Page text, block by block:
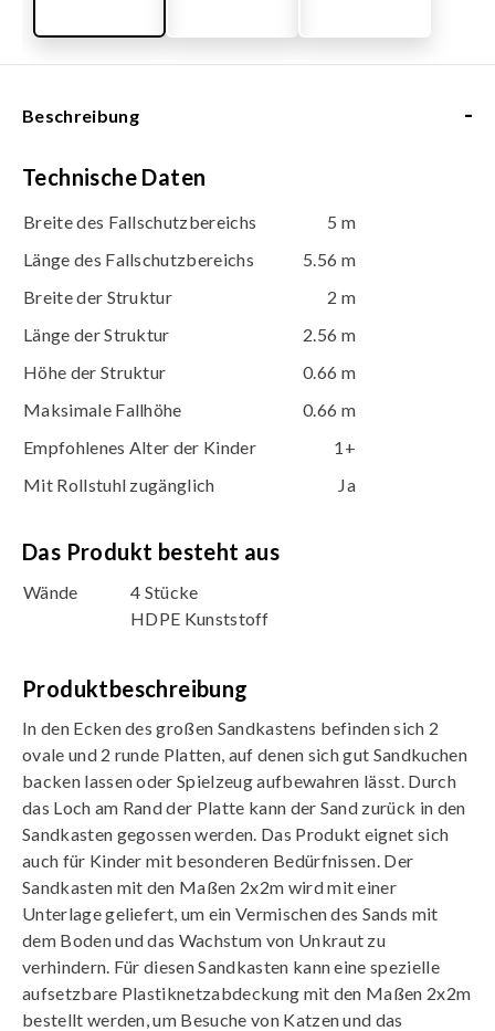
Beschreibung -
Technische Daten
Breite des Fallschutzbereichs
5 m
Länge des Fallschutzbereichs
5.56 m
Breite der Struktur
2 m
Länge der Struktur
2.56 m
Höhe der Struktur
0.66 m
Maksimale Fallhöhe
0.66 m
Empfohlenes Alter der Kinder
1+
Mit Rollstuhl zugänglich
Ja
Das Produkt besteht aus
Wände
4 Stücke
HDPE Kunststoff
Produktbeschreibung
In den Ecken des großen Sandkastens befinden sich 2
ovale und 2 runde Platten, auf denen sich gut Sandkuchen
backen lassen oder Spielzeug aufbewahren lässt. Durch
das Loch am Rand der Platte kann der Sand zurück in den
Sandkasten gegossen werden. Das Produkt eignet sich
auch für Kinder mit besonderen Bedürfnissen. Der
Sandkasten mit den Maßen 2x2m wird mit einer
Unterlage geliefert, um ein Vermischen des Sands mit
dem Boden und das Wachstum von Unkraut zu
verhindern. Für diesen Sandkasten kann eine spezielle
aufsetzbare Plastiknetzabdeckung mit den Maßen 2x2m
bestellt werden, um Besuche von Katzen und das